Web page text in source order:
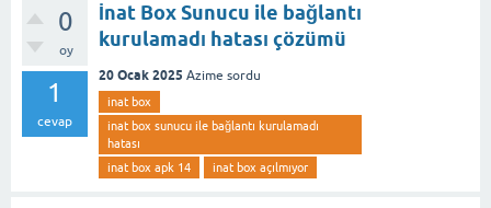
0
oy
1
cevap
İnat Box Sunucu ile bağlantı
kurulamadı hatası çözümü
20 Ocak 2025 Azime sordu
inat box
inat box sunucu ile bağlantı kurulamadı
hatası
inat box apk 14
inat box açılmıyor